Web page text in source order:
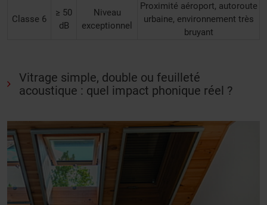
Classe 6
≥ 50
dB
Niveau
exceptionnel
Proximité aéroport, autoroute
urbaine, environnement très
bruyant
Vitrage simple, double ou feuilleté
acoustique : quel impact phonique réel ?